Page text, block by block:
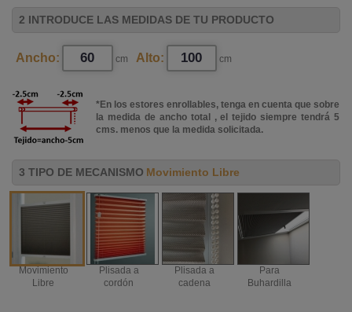
2 INTRODUCE LAS MEDIDAS DE TU PRODUCTO
Ancho: cm Alto: cm
*En los estores enrollables, tenga en cuenta que sobre
la medida de ancho total , el tejido siempre tendrá 5
cms. menos que la medida solicitada.
3 TIPO DE MECANISMO Movimiento Libre
Movimiento
Libre
Plisada a
cordón
Plisada a
cadena
Para
Buhardilla